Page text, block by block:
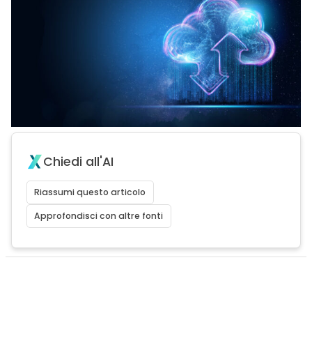
Chiedi all'AI
Riassumi questo articolo
Approfondisci con altre fonti